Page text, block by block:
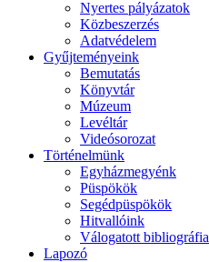
Nyertes pályázatok
Közbeszerzés
Adatvédelem
Gyűjteményeink
Bemutatás
Könyvtár
Múzeum
Levéltár
Videósorozat
Történelmünk
Egyházmegyénk
Püspökök
Segédpüspökök
Hitvallóink
Válogatott bibliográfia
Lapozó